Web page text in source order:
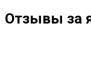
Отзывы за